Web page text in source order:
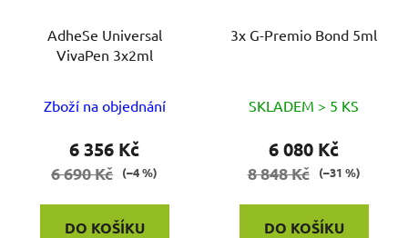
AdheSe Universal
VivaPen 3x2ml
Zboží na objednání
6 356 Kč
6 690 Kč (–4 %)
DO KOŠÍKU
3x G-Premio Bond 5ml
SKLADEM > 5 KS
6 080 Kč
8 848 Kč (–31 %)
DO KOŠÍKU